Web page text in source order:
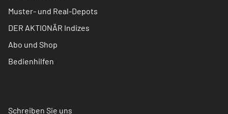
Muster- und Real-Depots
DER AKTIONÄR Indizes
Abo und Shop
Bedienhilfen
Schreiben Sie uns